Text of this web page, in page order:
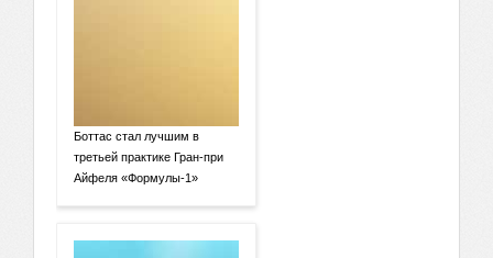
Боттас стал лучшим в
третьей практике Гран-при
Айфеля «Формулы-1»